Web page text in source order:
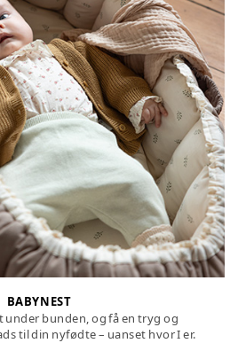
BABYNEST
under bunden, og få en tryg og
til din nyfødte – uanset hvor I er.